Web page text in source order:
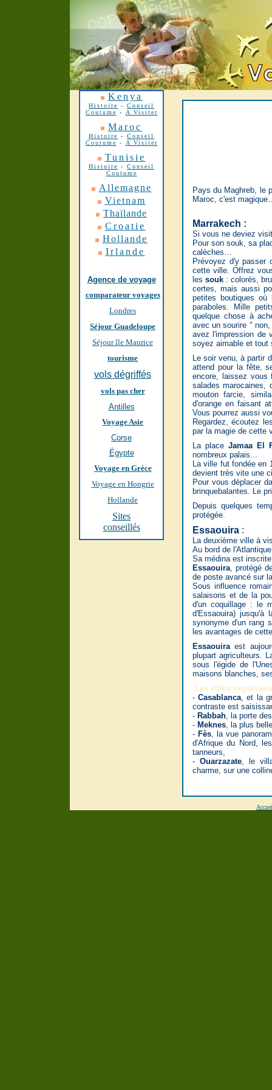
Kenya
Histoire -
Conseil
Coutume
- A Visiter
Maroc
Histoire - Conseil
Coutume
- A Visiter
Tunisie
Histoire - Conseil
Coutume
Allemagne
Vietnam
Thaïlande
Croatie
Hollande
Irlande
Agence de voyage
comparateur voyages
Londres
Séjour Guadeloupe
Séjour île Maurice
tourisme
vols dégriffés
vols pas cher
Antilles
Voyage Asie
Corse
Égypte
Voyage en Grèce
Voyage en Hongrie
Hollande
Sites
conseillés
Pays du Maghreb, le
Maroc, c'est
Marrakech :
Si vous ne deviez
Pour son souk, sa
calèches…
Prévoyez d'y passer
cette ville. Offrez
les souk : colorés,
certes, mais aussi
petites boutiques
paraboles. Mille
quelque chose à
avec un sourire "
avez l'impression de
soyez aimable et tout
Le soir venu, à partir
attend pour la fête,
encore, laissez vous
salades marocaines,
mouton farcie,
d'orange en faisant
Vous pourrez aussi
Regardez, écoutez
par la magie de cette
La place Jamaa El
nombreux palais...
La ville fut fondée en
devient très vite une
Pour vous déplacer
brinquebalantes. Le
Depuis quelques
protégée.
Essaouira :
La deuxième ville à
Au bord de
Sa médina est
Essaouira, protégé
de poste avancé sur
Sous influence
salaisons et de la
d'un coquillage : le
d'Essaouira) jusqu'à
synonyme d'un rang
les avantages de
Essaouiraest
plupart agriculteurs.
sous l'égide de
maisons blanches,
Les villes
-Casablanca, et la
contraste est
- Rabbah, la porte
- Meknes, la plus
- Fès, la vue
d'Afrique du Nord,
tanneurs,
- Ouarzazate, le
charme, sur une